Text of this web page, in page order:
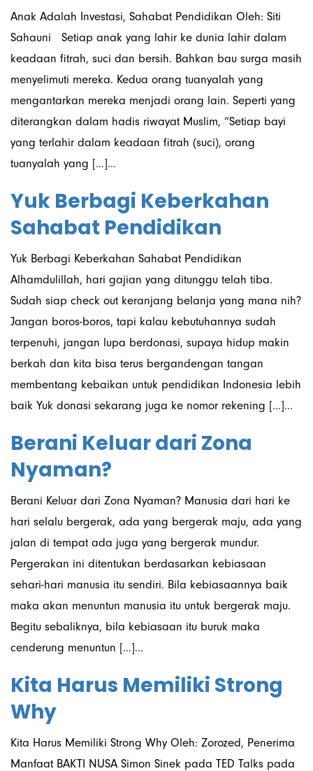
Anak Adalah Investasi, Sahabat Pendidikan Oleh: Siti
Sahauni Setiap anak yang lahir ke dunia lahir dalam
keadaan fitrah, suci dan bersih. Bahkan bau surga masih
menyelimuti mereka. Kedua orang tuanyalah yang
mengantarkan mereka menjadi orang lain. Seperti yang
diterangkan dalam hadis riwayat Muslim, “Setiap bayi
yang terlahir dalam keadaan fitrah (suci), orang
tuanyalah yang […]...
Yuk Berbagi Keberkahan
Sahabat Pendidikan
Yuk Berbagi Keberkahan Sahabat Pendidikan
Alhamdulillah, hari gajian yang ditunggu telah tiba.
Sudah siap check out keranjang belanja yang mana nih?
Jangan boros-boros, tapi kalau kebutuhannya sudah
terpenuhi, jangan lupa berdonasi, supaya hidup makin
berkah dan kita bisa terus bergandengan tangan
membentang kebaikan untuk pendidikan Indonesia lebih
baik Yuk donasi sekarang juga ke nomor rekening […]...
Berani Keluar dari Zona
Nyaman?
Berani Keluar dari Zona Nyaman? Manusia dari hari ke
hari selalu bergerak, ada yang bergerak maju, ada yang
jalan di tempat ada juga yang bergerak mundur.
Pergerakan ini ditentukan berdasarkan kebiasaan
sehari-hari manusia itu sendiri. Bila kebiasaannya baik
maka akan menuntun manusia itu untuk bergerak maju.
Begitu sebaliknya, bila kebiasaan itu buruk maka
cenderung menuntun […]...
Kita Harus Memiliki Strong
Why
Kita Harus Memiliki Strong Why Oleh: Zorozed, Penerima
Manfaat BAKTI NUSA Simon Sinek pada TED Talks pada